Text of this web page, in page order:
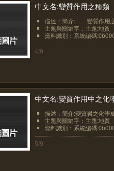
中文名:變質作用之種類
描述：簡介: 變質作用之
主題與關鍵字：主題:地質
資料識別：系統編碼
4/9
中文名:變質作用中之化
描述：簡介:變質岩之化學
主題與關鍵字：主題:地質
資料識別：系統編碼
5/9